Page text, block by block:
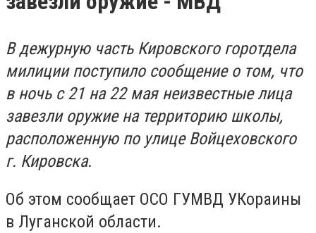
В дежурную часть Кировского горотдела
милиции поступило сообщение о том, что
в ночь с 21 на 22 мая неизвестные лица
завезли оружие на территорию школы,
расположенную по улице Войцеховского
г. Кировска.
Об этом сообщает ОСО ГУМВД УКораины
в Луганской области.